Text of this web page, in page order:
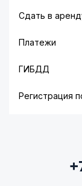
Сдать в
Платежи
ГИБДД
Регистрация